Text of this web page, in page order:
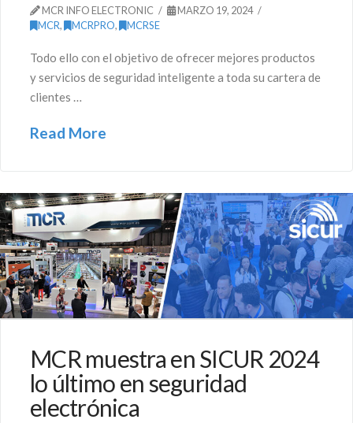
MCR INFO ELECTRONIC
MARZO 19, 2024
MCR, MCRPRO, MCRSE
Todo ello con el objetivo de ofrecer mejores productos
y servicios de seguridad inteligente a toda su cartera de
clientes …
Read More
MCR muestra en SICUR 2024
lo último en seguridad
electrónica